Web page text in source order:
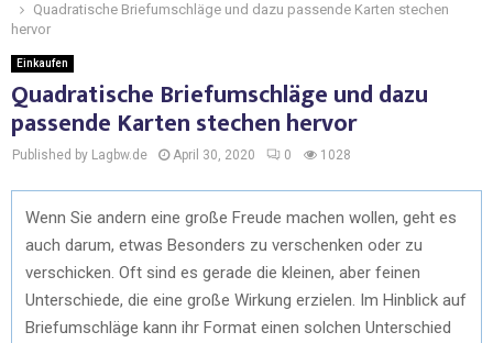
Quadratische Briefumschläge und dazu passende Karten stechen
hervor
Einkaufen
Quadratische Briefumschläge und dazu
passende Karten stechen hervor
Published by Lagbw.de April 30, 2020 0 1028
Wenn Sie andern eine große Freude machen wollen, geht es
auch darum, etwas Besonders zu verschenken oder zu
verschicken. Oft sind es gerade die kleinen, aber feinen
Unterschiede, die eine große Wirkung erzielen. Im Hinblick auf
Briefumschläge kann ihr Format einen solchen Unterschied